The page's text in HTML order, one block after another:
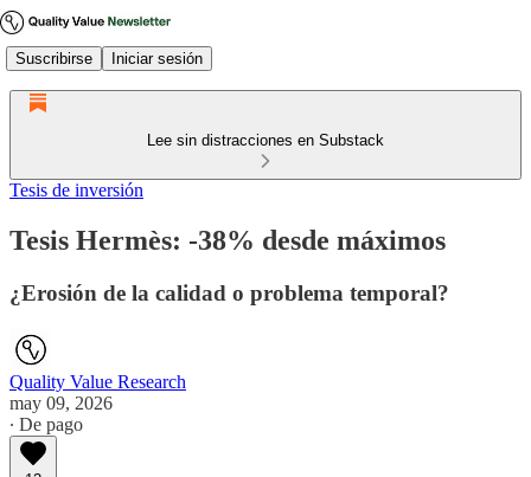
Suscribirse Iniciar sesión
Lee sin distracciones en Substack
Tesis de inversión
Tesis Hermès: -38% desde máximos
¿Erosión de la calidad o problema temporal?
Quality Value Research
may 09, 2026
∙ De pago